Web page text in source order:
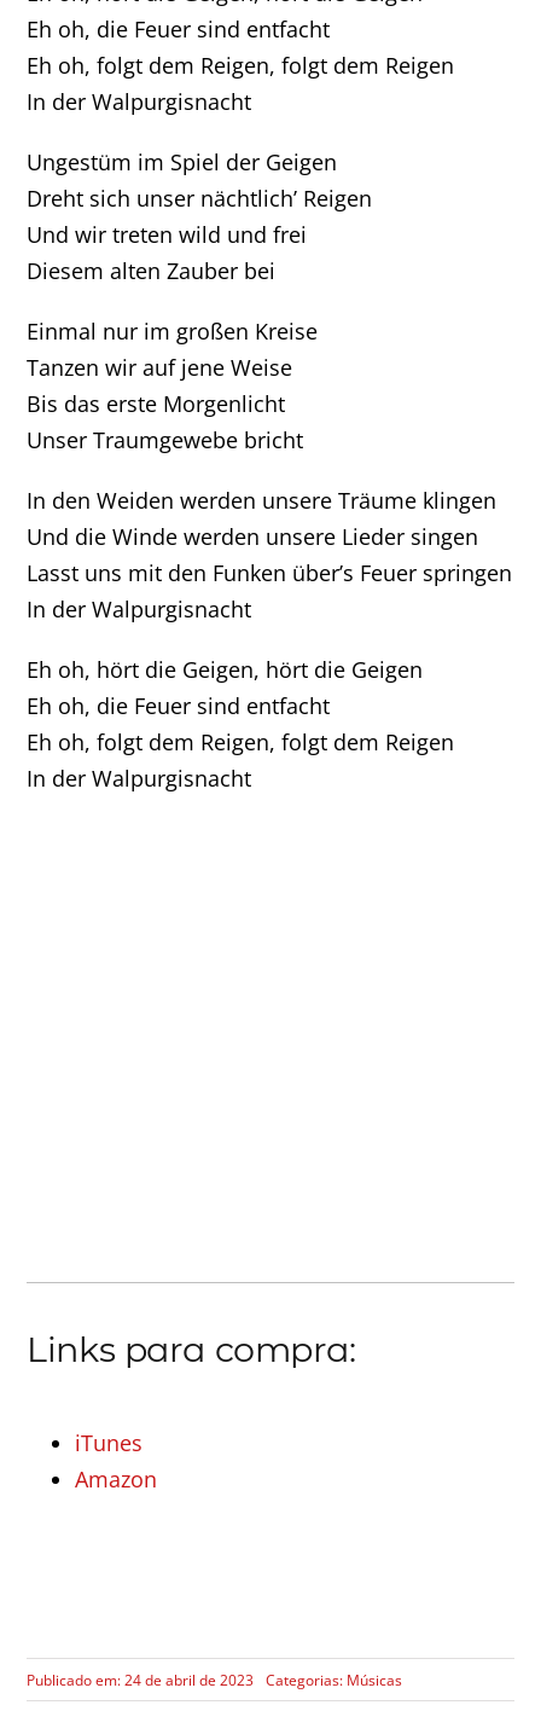
Eh oh, die Feuer sind entfacht
Eh oh, folgt dem Reigen, folgt dem Reigen
In der Walpurgisnacht
Ungestüm im Spiel der Geigen
Dreht sich unser nächtlich’ Reigen
Und wir treten wild und frei
Diesem alten Zauber bei
Einmal nur im großen Kreise
Tanzen wir auf jene Weise
Bis das erste Morgenlicht
Unser Traumgewebe bricht
In den Weiden werden unsere Träume klingen
Und die Winde werden unsere Lieder singen
Lasst uns mit den Funken über’s Feuer springen
In der Walpurgisnacht
Eh oh, hört die Geigen, hört die Geigen
Eh oh, die Feuer sind entfacht
Eh oh, folgt dem Reigen, folgt dem Reigen
In der Walpurgisnacht
Links para compra:
iTunes
Amazon
Publicado em: 24 de abril de 2023 Categorias: Músicas